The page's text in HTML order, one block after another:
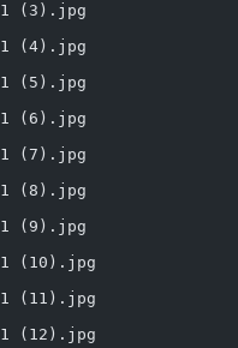
1 (3).jpg
1 (4).jpg
1 (5).jpg
1 (6).jpg
1 (7).jpg
1 (8).jpg
1 (9).jpg
1 (10).jpg
1 (11).jpg
1 (12).jpg